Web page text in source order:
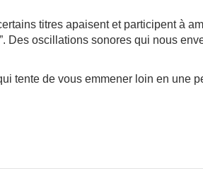
titres apaisent et participent à
Des oscillations sonores qui nous
tente de vous emmener loin en une